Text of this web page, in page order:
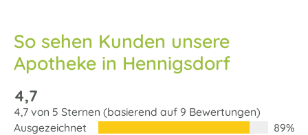
So sehen Kunden unsere
Apotheke in Hennigsdorf
4,7
4,7 von 5 Sternen (basierend auf 9 Bewertungen)
Ausgezeichnet
89%